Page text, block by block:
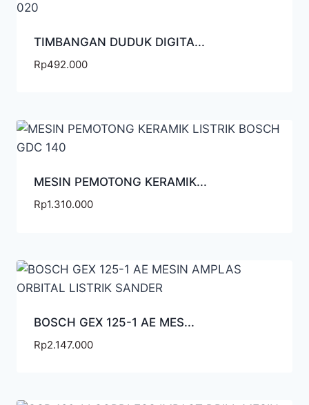
TIMBANGAN DUDUK DIGITA...
Rp492.000
MESIN PEMOTONG KERAMIK...
Rp1.310.000
BOSCH GEX 125-1 AE MES...
Rp2.147.000